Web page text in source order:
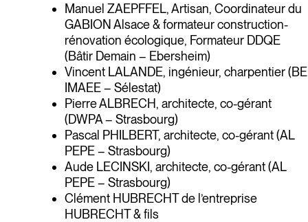
Manuel ZAEPFFEL, Artisan, Coordinateur du
GABION Alsace & formateur construction-
rénovation écologique, Formateur DDQE
(Bâtir Demain – Ebersheim)
Vincent LALANDE, ingénieur, charpentier (BE
IMAEE – Sélestat)
Pierre ALBRECH, architecte, co-gérant
(DWPA – Strasbourg)
Pascal PHILBERT, architecte, co-gérant (AL
PEPE – Strasbourg)
Aude LECINSKI, architecte, co-gérant (AL
PEPE – Strasbourg)
Clément HUBRECHT de l’entreprise
HUBRECHT & fils